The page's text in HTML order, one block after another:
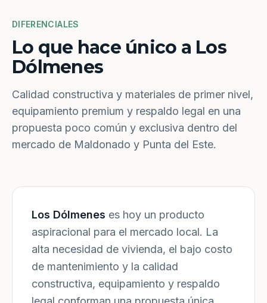
DIFERENCIALES
Lo que hace único a Los
Dólmenes
Calidad constructiva y materiales de primer nivel,
equipamiento premium y respaldo legal en una
propuesta poco común y exclusiva dentro del
mercado de Maldonado y Punta del Este.
Los Dólmenes es hoy un producto
aspiracional para el mercado local. La
alta necesidad de vivienda, el bajo costo
de mantenimiento y la calidad
constructiva, equipamiento y respaldo